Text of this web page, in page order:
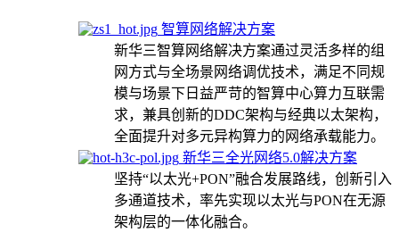
智算网络解决方案
新华三智算网络解决方案通过灵活多样的组
网方式与全场景网络调优技术，满足不同规
模与场景下日益严苛的智算中心算力互联需
求，兼具创新的DDC架构与经典以太架构，
全面提升对多元异构算力的网络承载能力。
新华三全光网络5.0解决方案
坚持“以太光+PON”融合发展路线，创新引入
多通道技术，率先实现以太光与PON在无源
架构层的一体化融合。